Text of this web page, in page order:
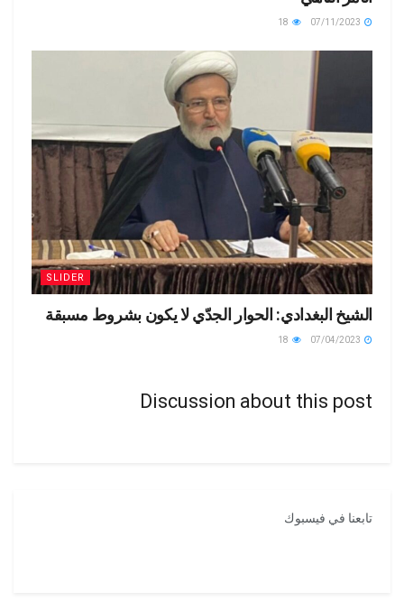
SLIDER
الشيخ البغدادي: الحوار الجدّي لا يكون بشروط مسبقة
Discussion about this post
تابعنا في فيسبوك